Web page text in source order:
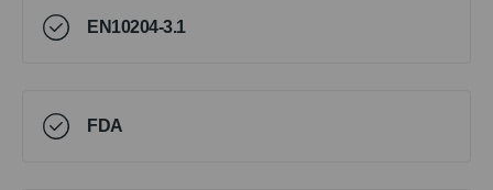
EN10204-3.1
FDA